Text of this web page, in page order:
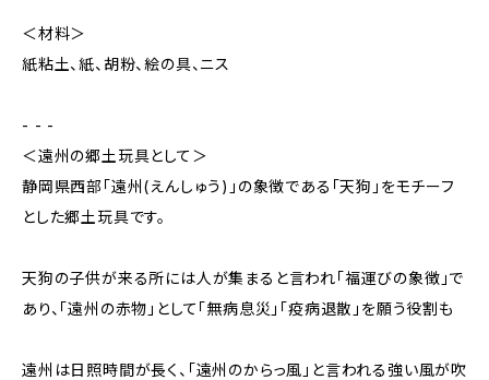
＜材料＞
紙粘土、紙、胡粉、絵の具、ニス
- - -
＜遠州の郷土玩具として＞
静岡県西部「遠州(えんしゅう)」の象徴である「天狗」をモチーフ
とした郷土玩具です。
天狗の子供が来る所には人が集まると言われ「福運びの象徴」で
あり、「遠州の赤物」として「無病息災」「疫病退散」を願う役割も
遠州は日照時間が長く、「遠州のからっ風」と言われる強い風が吹